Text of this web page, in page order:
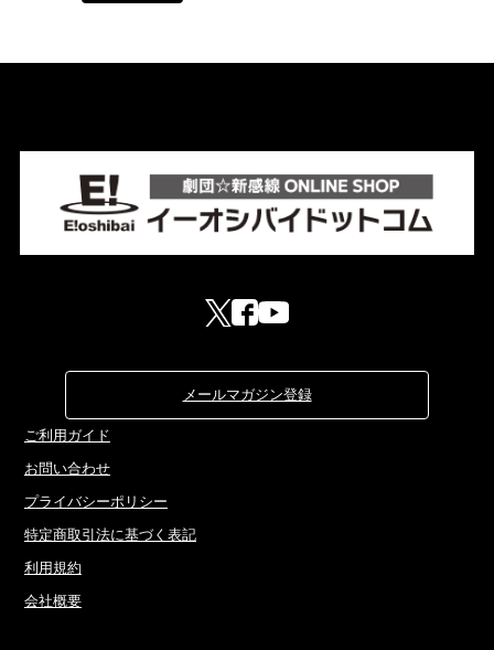
メールマガジン登録
ご利用ガイド
お問い合わせ
プライバシーポリシー
特定商取引法に基づく表記
利用規約
会社概要